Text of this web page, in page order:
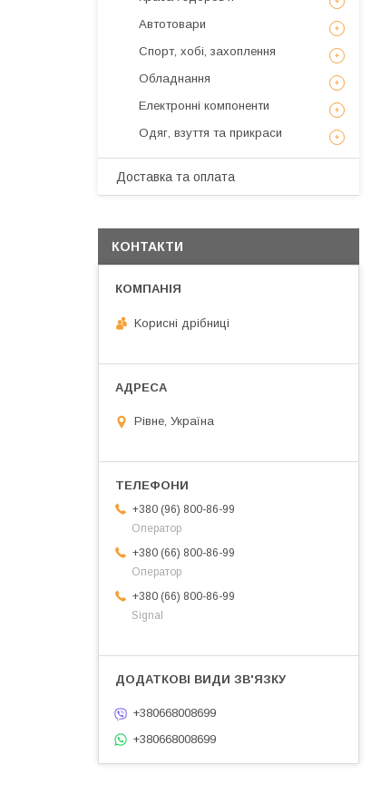
Автотовари
Спорт, хобі, захоплення
Обладнання
Електронні компоненти
Одяг, взуття та прикраси
Доставка та оплата
КОНТАКТИ
Kорисні дрібниці
Рівне, Україна
+380 (96) 800-86-99
Оператор
+380 (66) 800-86-99
Оператор
+380 (66) 800-86-99
Signal
+380668008699
+380668008699